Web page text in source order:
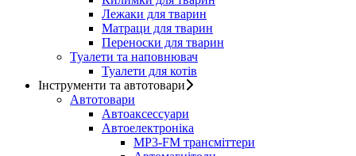
Лежаки для тварин
Матраци для тварин
Переноски для тварин
Туалети та наповнювач
Туалети для котів
Інструменти та автотовари
Автотовари
Автоаксессуари
Автоелектроніка
MP3-FM трансміттери